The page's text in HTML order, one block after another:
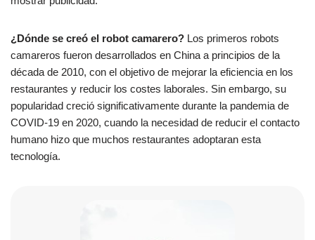
¿Dónde se creó el robot camarero? Los primeros robots
camareros fueron desarrollados en China a principios de la
década de 2010, con el objetivo de mejorar la eficiencia en los
restaurantes y reducir los costes laborales. Sin embargo, su
popularidad creció significativamente durante la pandemia de
COVID-19 en 2020, cuando la necesidad de reducir el contacto
humano hizo que muchos restaurantes adoptaran esta
tecnología.